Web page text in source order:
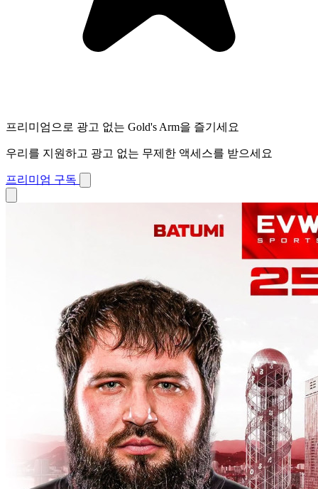
프리미엄으로 광고 없는 Gold's Arm을 즐기세요
우리를 지원하고 광고 없는 무제한 액세스를 받으세요
프리미엄 구독